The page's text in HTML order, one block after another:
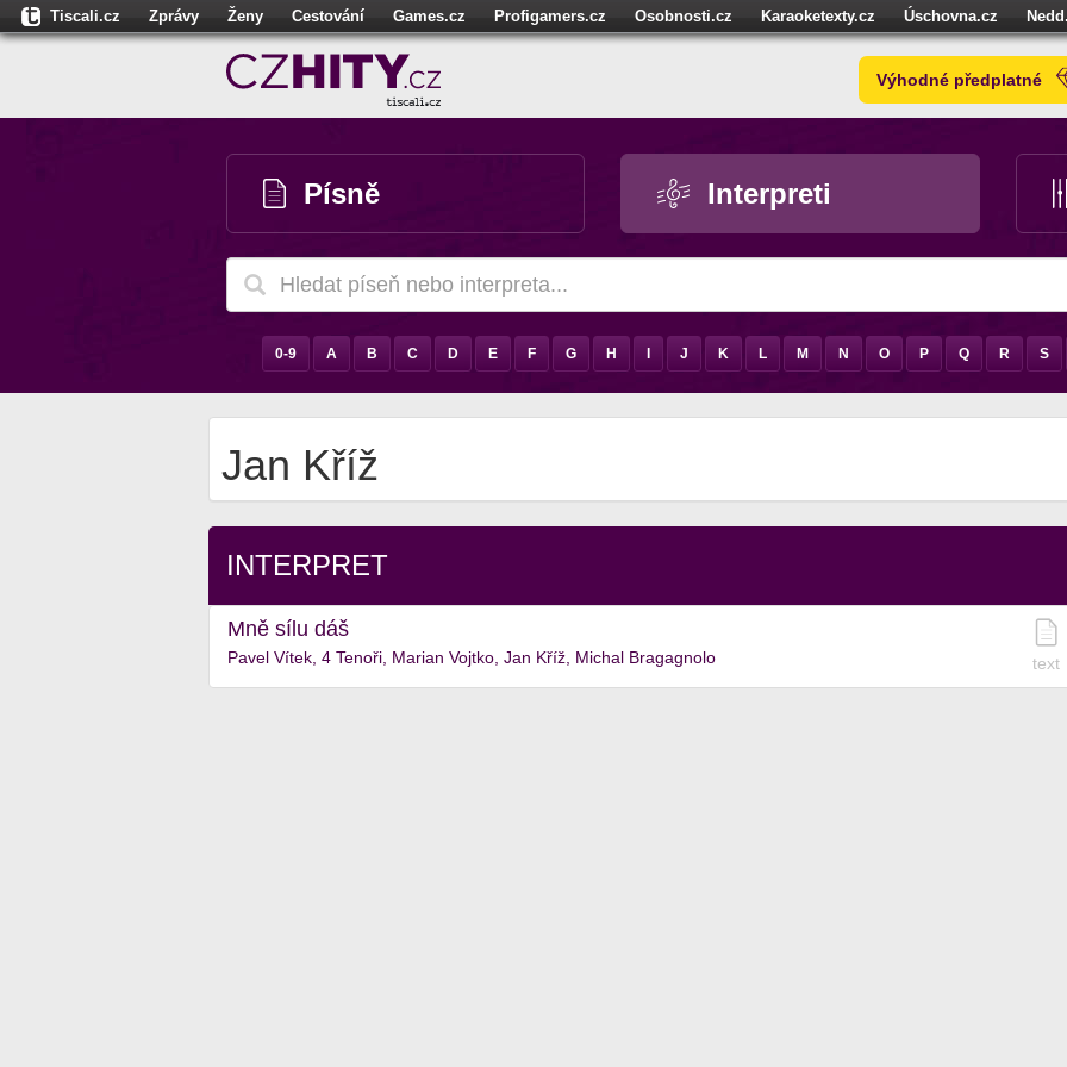
Tiscali.cz Zprávy Ženy Cestování Games.cz Profigamers.cz Osobnosti.cz Karaoketexty.cz Úschovna.cz
Sport Dokina.cz CZhity.cz
Výhodné předplatné
Písně Interpreti
0-9 A B C D E F G H J K L M N O P Q R S
Jan Kříž
INTERPRET
Mně sílu dáš
Pavel Vítek, 4 Tenoři, Marian Vojtko, Jan Kříž, Michal Bragagnolo text